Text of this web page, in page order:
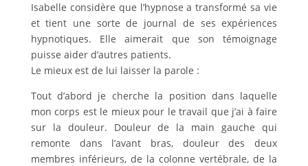
Isabelle considère que l’hypnose a transformé sa vie
et tient une sorte de journal de ses expériences
hypnotiques. Elle aimerait que son témoignage
puisse aider d’autres patients.
Le mieux est de lui laisser la parole :
Tout d’abord je cherche la position dans laquelle
mon corps est le mieux pour le travail que j’ai à faire
sur la douleur. Douleur de la main gauche qui
remonte dans l’avant bras, douleur des deux
membres inférieurs, de la colonne vertébrale, de la